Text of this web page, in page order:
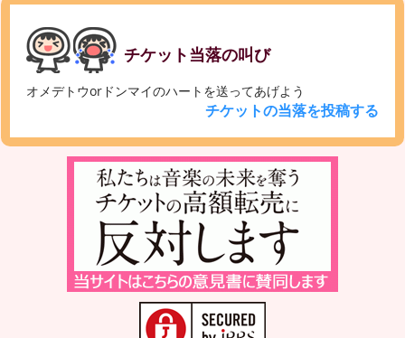
チケット当落の叫び
オメデトウorドンマイのハートを送ってあげよう
チケットの当落を投稿する